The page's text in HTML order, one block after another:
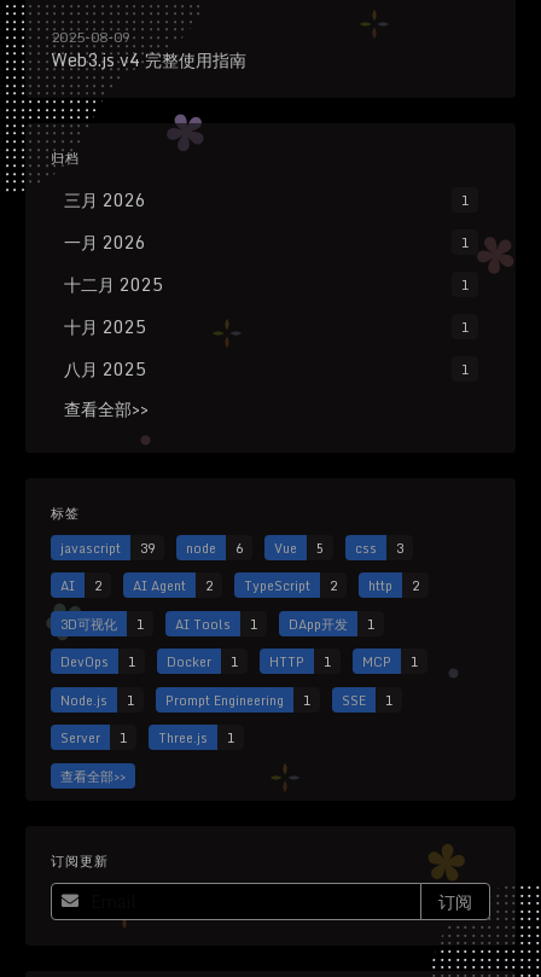
2025-08-09
Web3.js v4 完整使用指南
归档
三月 2026 1
一月 2026 1
十二月 2025 1
十月 2025 1
八月 2025 1
查看全部>>
标签
javascript
39 node 6 Vue 5 css
3
AI
2 AI Agent 2 TypeScript 2 http
2
3D可视化
1 AI Tools 1 DApp开发
1
DevOps
1 Docker 1 HTTP 1 MCP
1
Node.js
1 Prompt Engineering 1 SSE
1
Server
1 Three.js
1
查看全部>>
订阅更新